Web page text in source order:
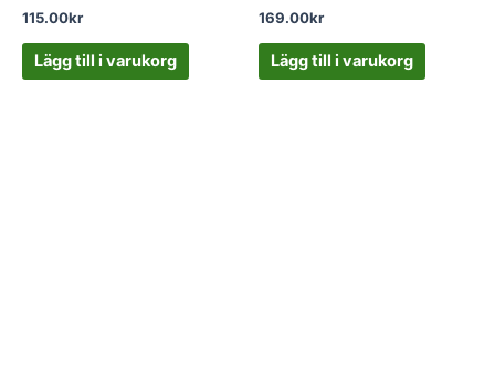
115.00kr
Lägg till i varukorg
169.00kr
Lägg till i varukorg